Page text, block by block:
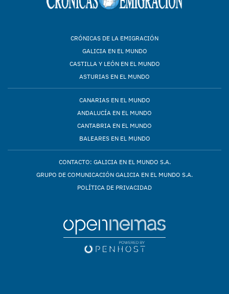
CRÓNICAS DE LA EMIGRACIÓN
GALICIA EN EL MUNDO
CASTILLA Y LEÓN EN EL MUNDO
ASTURIAS EN EL MUNDO
CANARIAS EN EL MUNDO
ANDALUCÍA EN EL MUNDO
CANTABRIA EN EL MUNDO
BALEARES EN EL MUNDO
CONTACTO: GALICIA EN EL MUNDO S.A.
GRUPO DE COMUNICACIÓN GALICIA EN EL MUNDO S.A.
POLÍTICA DE PRIVACIDAD